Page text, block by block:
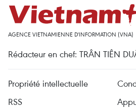
AGENCE VIETNAMIENNE D'INFORMATION (VNA)
Rédacteur en chef: TRÂN TIÊN
Propriété intellectuelle
RSS